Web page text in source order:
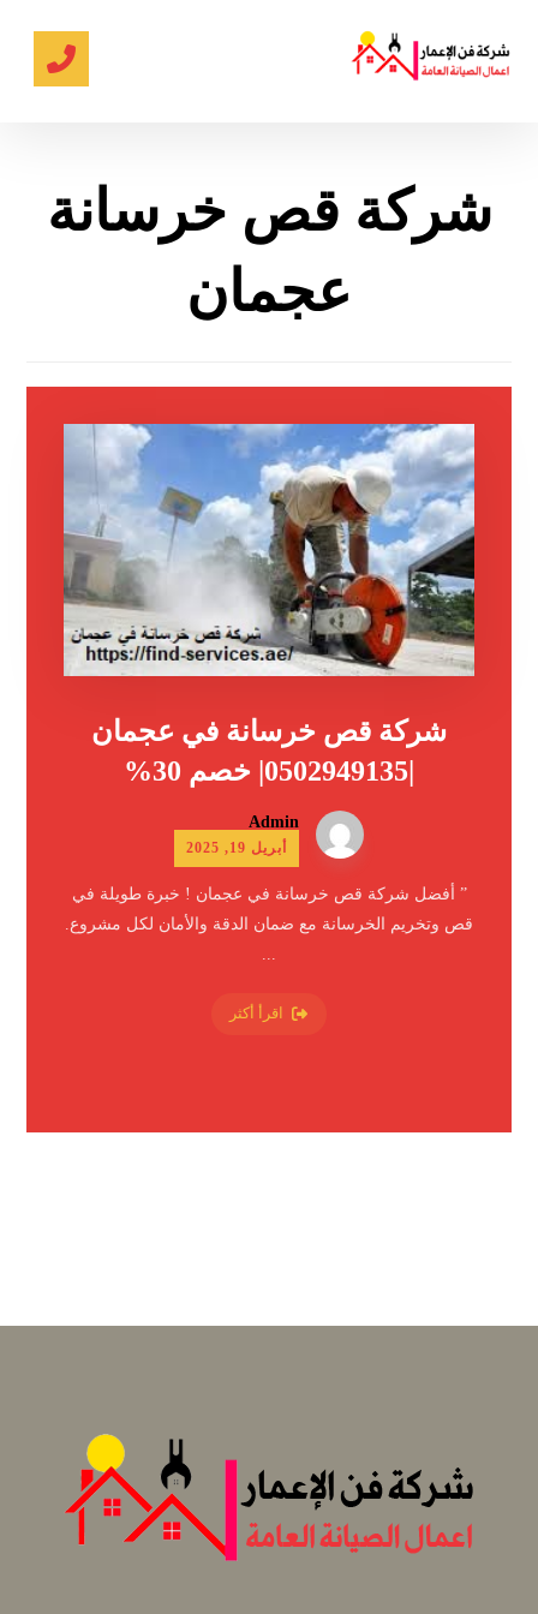
شركة قص خرسانة
عجمان
شركة قص خرسانة في عجمان
|0502949135| خصم 30%
Admin
أبريل 19, 2025
” أفضل شركة قص خرسانة في عجمان ! خبرة طويلة في
قص وتخريم الخرسانة مع ضمان الدقة والأمان لكل مشروع.
اقرأ أكثر